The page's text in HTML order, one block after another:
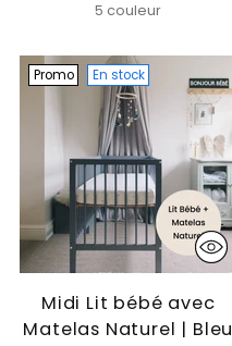
5 couleur
Promo En stock
Midi Lit bébé avec
Matelas Naturel | Bleu